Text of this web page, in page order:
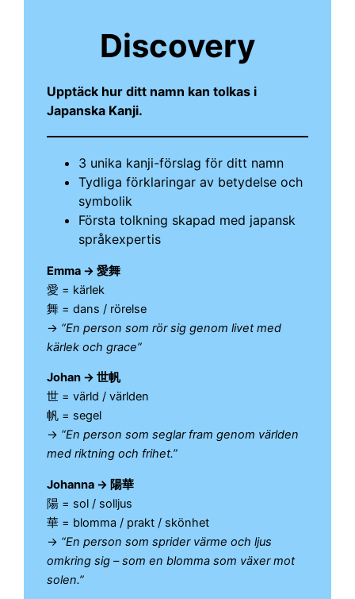
Discovery
Upptäck hur ditt namn kan tolkas i
Japanska Kanji.
3 unika kanji-förslag för ditt namn
Tydliga förklaringar av betydelse och
symbolik
Första tolkning skapad med japansk
språkexpertis
Emma → 愛舞
愛 = kärlek
舞 = dans / rörelse
→ “En person som rör sig genom livet med
kärlek och grace”
Johan → 世帆
世 = värld / världen
帆 = segel
→ “En person som seglar fram genom världen
med riktning och frihet.”
Johanna → 陽華
陽 = sol / solljus
華 = blomma / prakt / skönhet
→ “En person som sprider värme och ljus
omkring sig – som en blomma som växer mot
solen.”